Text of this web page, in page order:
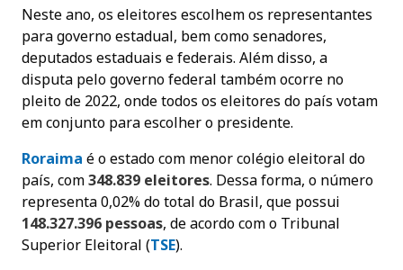
Neste ano, os eleitores escolhem os representantes
para governo estadual, bem como senadores,
deputados estaduais e federais. Além disso, a
disputa pelo governo federal também ocorre no
pleito de 2022, onde todos os eleitores do país votam
em conjunto para escolher o presidente.
Roraima é o estado com menor colégio eleitoral do
país, com348.839 eleitores. Dessa forma, o número
representa 0,02% do total do Brasil, que possui
148.327.396 pessoas, de acordo com o Tribunal
Superior Eleitoral (TSE).